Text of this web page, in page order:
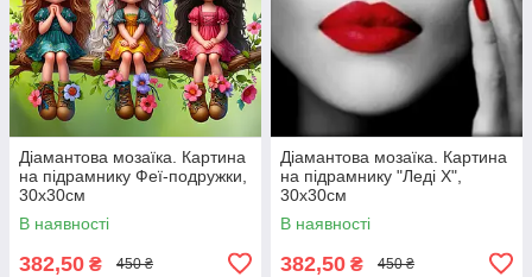
Діамантова мозаїка. Картина
на підрамнику Феї-подружки,
30х30см
В наявності
382,50 ₴ 450 ₴
Діамантова мозаїка. Картина
на підрамнику "Леді Х",
30х30см
В наявності
382,50 ₴ 450 ₴